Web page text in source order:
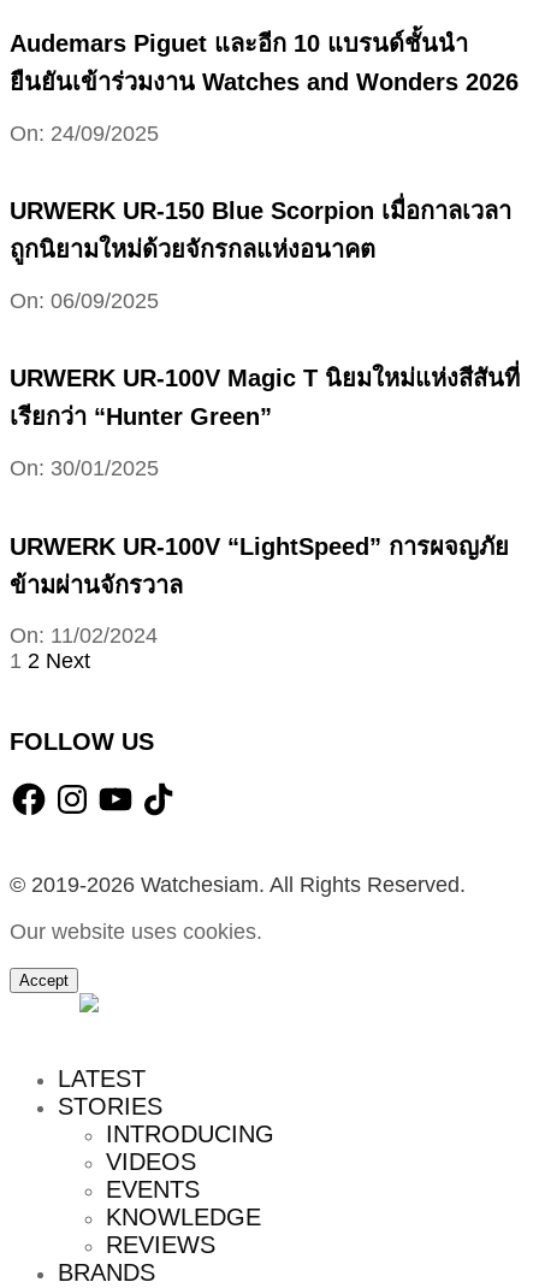
Audemars Piguet และอีก 10 แบรนด์ชั้นนำ
ยืนยันเข้าร่วมงาน Watches and Wonders 2026
2025-
On: 24/09/2025
URWERK UR-150 Blue Scorpion เมื่อกาลเวลา
ถูกนิยามใหม่ด้วยจักรกลแห่งอนาคต
2025-
On: 06/09/2025
URWERK UR-100V Magic T นิยมใหม่แห่งสีสันที่
เรียกว่า “Hunter Green”
2025-
On: 30/01/2025
URWERK UR-100V “LightSpeed” การผจญภัย
ข้ามผ่านจักรวาล
2024-
02-
On: 11/02/2024
Posts
1 2 Next
FOLLOW US
FacebookInstagramYouTube
TikTok
© 2019-2026 Watchesiam. All Rights Reserved.
Our website uses cookies.
Accept
LATEST
STORIES
INTRODUCING
VIDEOS
EVENTS
KNOWLEDGE
REVIEWS
BRANDS